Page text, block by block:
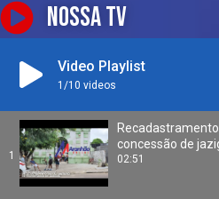
NOSSA TV
Video Playlist
1 /10 videos
1
concessão de
02:51